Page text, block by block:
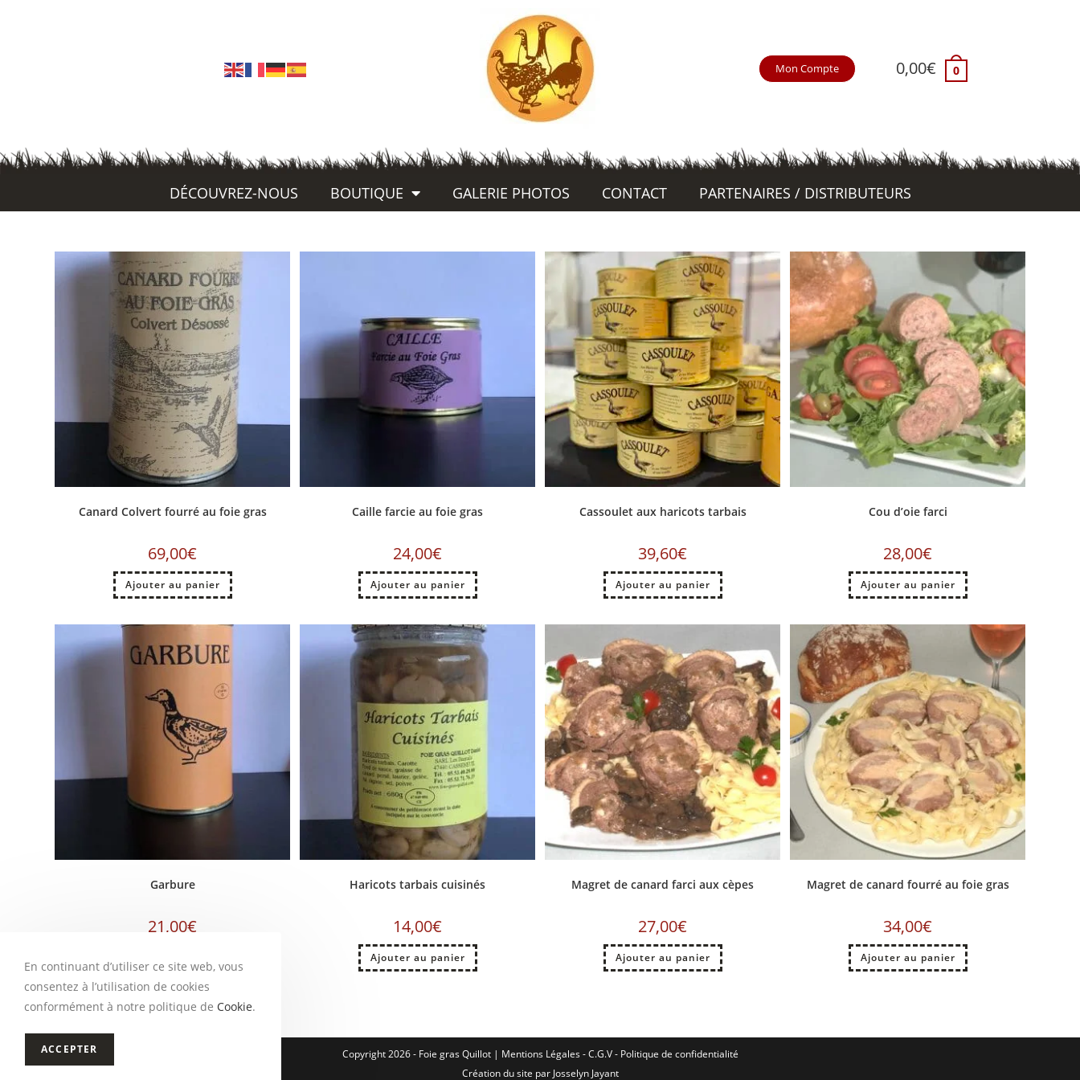
Mon Compte 0,00€ 0
DÉCOUVREZ-NOUS BOUTIQUE GALERIE PHOTOS CONTACT PARTENAIRES / DISTRIBUTEURS
Canard Colvert fourré au foie gras
69,00€
Ajouter au panier
Caille farcie au foie gras
24,00€
Ajouter au panier
Cassoulet aux haricots tarbais
39,60€
Ajouter au panier
Cou d’oie farci
28,00€
Ajouter au panier
Garbure
21,00€
Haricots tarbais cuisinés
14,00€
Ajouter au panier
Magret de canard farci aux cèpes
27,00€
Ajouter au panier
Magret de canard fourré au foie gras
34,00€
Ajouter au panier
Copyright 2026 - Foie gras Quillot | Mentions Légales-C.G.V- Politique de confidentialité
Création du site par Josselyn Jayant
En continuant d’utiliser ce site web, vous
consentez à l’utilisation de cookies
conformément à notre politique de Cookie.
ACCEPTER